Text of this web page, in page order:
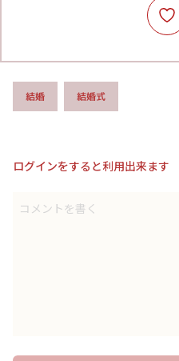
結婚 結婚式
ログインをすると利用出来ます
コメントを書く